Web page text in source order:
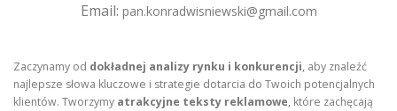
Email: pan.konradwisniewski@gmail.com
Zaczynamy od dokładnej analizy rynku i konkurencji, aby znaleźć
najlepsze słowa kluczowe i strategie dotarcia do Twoich potencjalnych
klientów. Tworzymy atrakcyjne teksty reklamowe, które zachęcają